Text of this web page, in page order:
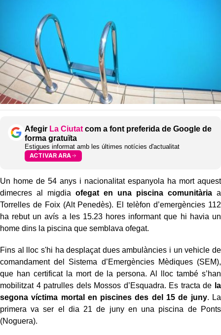
Afegir La Ciutat com a font preferida de Google de
forma gratuïta
Estigues informat amb les últimes notícies d'actualitat
ACTIVAR ARA
Un home de 54 anys i nacionalitat espanyola ha mort aquest
dimecres al migdia ofegat en una piscina comunitàriaa
Torrelles de Foix (Alt Penedès). El telèfon d’emergències 112
ha rebut un avís a les 15.23 hores informant que hi havia un
home dins la piscina que semblava ofegat.
Fins al lloc s'hi ha desplaçat dues ambulàncies i un vehicle de
comandament del Sistema d’Emergències Mèdiques (SEM),
que han certificat la mort de la persona. Al lloc també s’han
mobilitzat 4 patrulles dels Mossos d’Esquadra. Es tracta de la
segona víctima mortal en piscines des del 15 de juny. La
primera va ser el dia 21 de juny en una piscina de Ponts
(Noguera).